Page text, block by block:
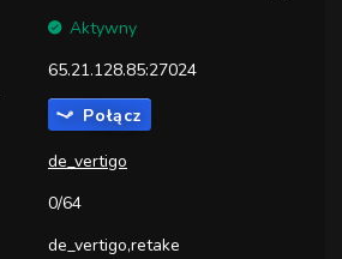
Aktywny
65.21.128.85:27024
Połącz
de_vertigo
0/64
de_vertigo,retake